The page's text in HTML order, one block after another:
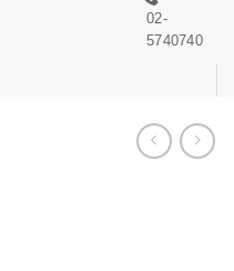
02-
5740740